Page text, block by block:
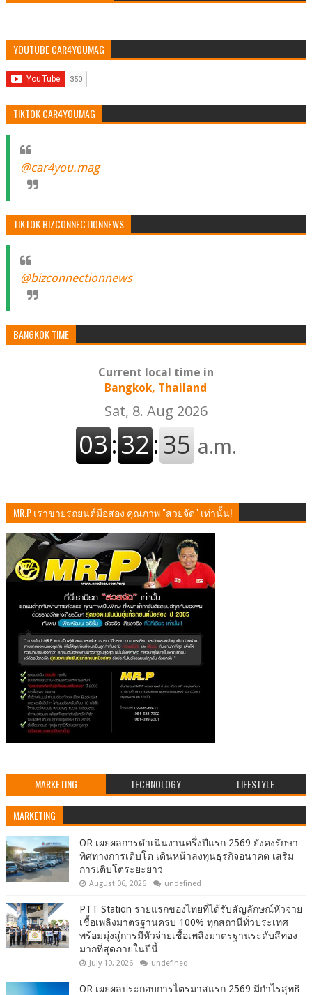
YOUTUBE CAR4YOUMAG
TIKTOK CAR4YOUMAG
@car4you.mag
TIKTOK BIZCONNECTIONNEWS
@bizconnectionnews
BANGKOK TIME
Current local time in
Bangkok, Thailand
MR.P เราขายรถยนต์มือสอง คุณภาพ "สวยจัด" เท่านั้น!
MARKETING TECHNOLOGY LIFESTYLE
MARKETING
OR เผยผลการดำเนินงานครึ่งปีแรก 2569 ยังคงรักษา
ทิศทางการเติบโต เดินหน้าลงทุนธุรกิจอนาคต เสริม
การเติบโตระยะยาว
August 06, 2026 undefined
PTT Station รายแรกของไทยที่ได้รับสัญลักษณ์หัวจ่าย
เชื้อเพลิงมาตรฐานครบ 100% ทุกสถานีทั่วประเทศ
พร้อมมุ่งสู่การมีหัวจ่ายเชื้อเพลิงมาตรฐานระดับสีทอง
มากที่สุดภายในปีนี้
July 10, 2026 undefined
OR เผยผลประกอบการไตรมาสแรก 2569 มีกำไรสุทธิ